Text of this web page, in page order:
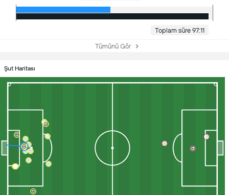
Toplam süre 97:11
Tümünü Gör
Şut Haritası